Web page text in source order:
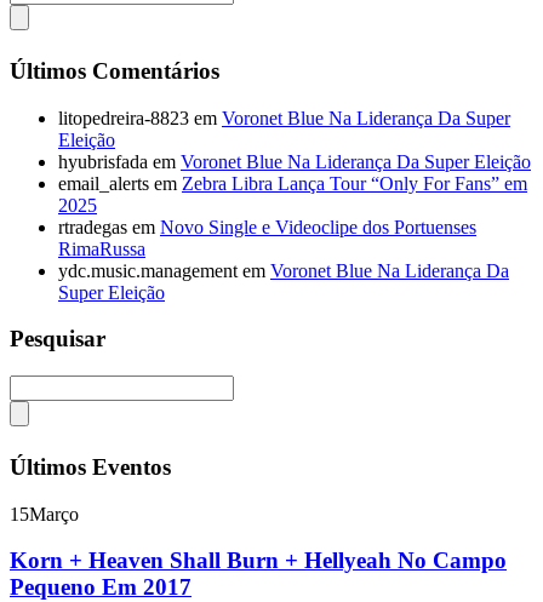
Últimos Comentários
litopedreira-8823 em Voronet Blue Na Liderança Da Super
Eleição
hyubrisfada em Voronet Blue Na Liderança Da Super Eleição
email_alerts em Zebra Libra Lança Tour “Only For Fans” em
2025
rtradegas em Novo Single e Videoclipe dos Portuenses
RimaRussa
ydc.music.management em Voronet Blue Na Liderança Da
Super Eleição
Pesquisar
Últimos Eventos
15Março
Korn + Heaven Shall Burn + Hellyeah No Campo
Pequeno Em 2017